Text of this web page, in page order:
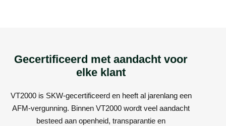
Gecertificeerd met aandacht voor
elke klant
VT2000 is SKW-gecertificeerd en heeft al jarenlang een
AFM-vergunning. Binnen VT2000 wordt veel aandacht
besteed aan openheid, transparantie en